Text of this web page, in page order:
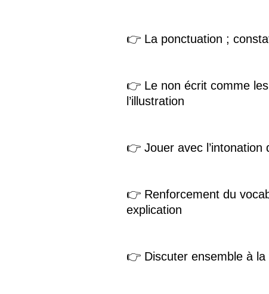
👉 La ponctuation ;
👉 Le non écrit comme
l’illustration
👉 Jouer avec l’intonation
👉 Renforcement du
explication
👉 Discuter ensemble à